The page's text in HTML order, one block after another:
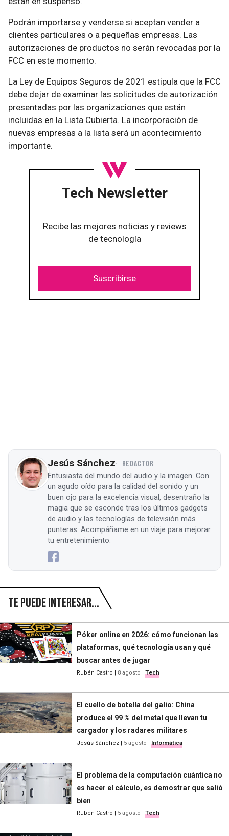
Podrán importarse y venderse si aceptan vender a
clientes particulares o a pequeñas empresas. Las
autorizaciones de productos no serán revocadas por la
FCC en este momento.
La Ley de Equipos Seguros de 2021 estipula que la FCC
debe dejar de examinar las solicitudes de autorización
presentadas por las organizaciones que están
incluidas en la Lista Cubierta. La incorporación de
nuevas empresas a la lista será un acontecimiento
importante.
Tech Newsletter
Recibe las mejores noticias y reviews
de tecnología
Suscribirse
Jesús Sánchez REDACTOR
Entusiasta del mundo del audio y la imagen. Con
un agudo oído para la calidad del sonido y un
buen ojo para la excelencia visual, desentraño la
magia que se esconde tras los últimos gadgets
de audio y las tecnologías de televisión más
punteras. Acompáñame en un viaje para mejorar
tu entretenimiento.
Te puede interesar...
Póker online en 2026: cómo funcionan las
plataformas, qué tecnología usan y qué
buscar antes de jugar
Rubén Castro 8 agosto Tech
El cuello de botella del galio: China
produce el 99 % del metal que llevan tu
cargador y los radares militares
Jesús Sánchez 5 agosto Informática
El problema de la computación cuántica no
es hacer el cálculo, es demostrar que salió
bien
Rubén Castro 5 agosto Tech